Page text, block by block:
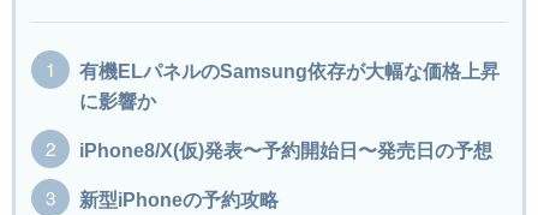
有機ELパネルのSamsung依存が大幅な価格上昇
に影響か
iPhone8/X(仮)発表〜予約開始日〜発売日の予想
新型iPhoneの予約攻略